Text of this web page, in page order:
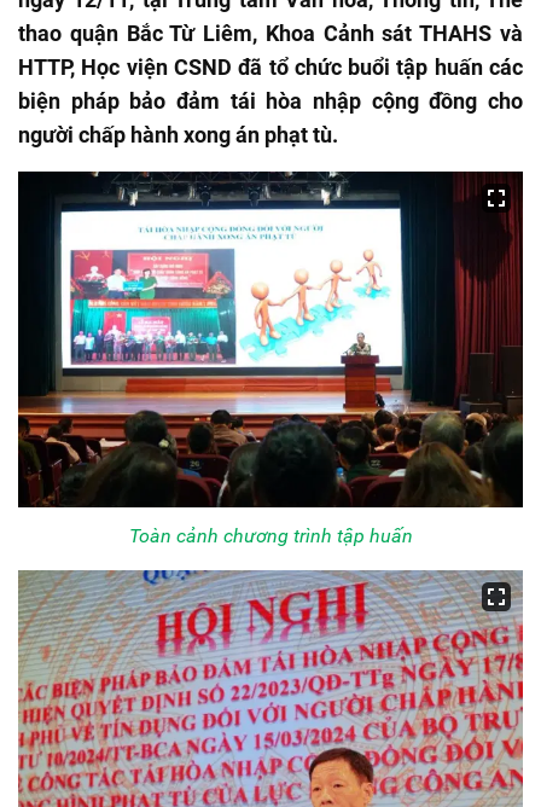
thao quận Bắc Từ Liêm, Khoa Cảnh sát THAHS và
HTTP, Học viện CSND đã tổ chức buổi tập huấn các
biện pháp bảo đảm tái hòa nhập cộng đồng cho
người chấp hành xong án phạt tù.
Toàn cảnh chương trình tập huấn